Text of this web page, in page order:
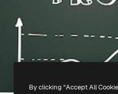
By clicking “Accept All